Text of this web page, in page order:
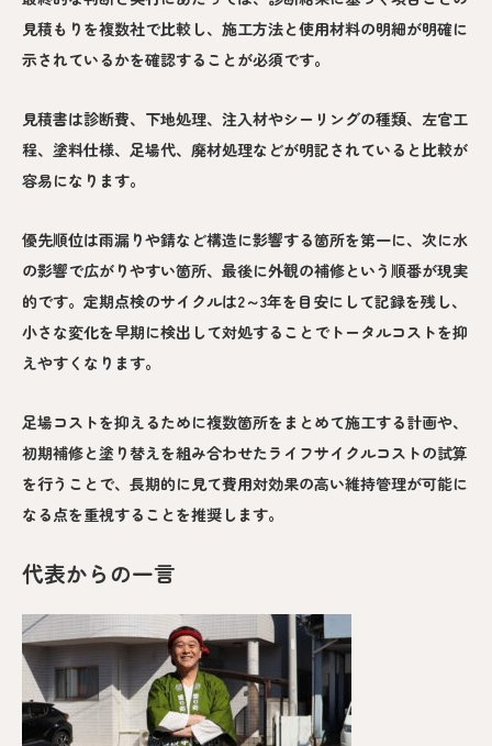
見積もりを複数社で比較し、施工方法と使用材料の明細が明確に
示されているかを確認することが必須です。
見積書は診断費、下地処理、注入材やシーリングの種類、左官工
程、塗料仕様、足場代、廃材処理などが明記されていると比較が
容易になります。
優先順位は雨漏りや錆など構造に影響する箇所を第一に、次に水
の影響で広がりやすい箇所、最後に外観の補修という順番が現実
的です。定期点検のサイクルは2～3年を目安にして記録を残し、
小さな変化を早期に検出して対処することでトータルコストを抑
えやすくなります。
足場コストを抑えるために複数箇所をまとめて施工する計画や、
初期補修と塗り替えを組み合わせたライフサイクルコストの試算
を行うことで、長期的に見て費用対効果の高い維持管理が可能に
なる点を重視することを推奨します。
代表からの一言